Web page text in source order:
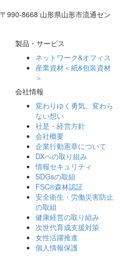
〒990-8668 山形県山形市流通セン
製品・サービス
ネットワーク&オフィス
産業資材＜紙&包装資材
＞
会社情報
変わりゆく勇気、 変わら
ない想い
社是・経営方針
会社概要
企業行動憲章について
DXへの取り組み
情報セキュリティ
SDGsの取組
FSC®森林認証
安全衛生・労働災害防止
の取組
健康経営の取り組み
次世代育成支援対策
女性活躍推進
個人情報保護